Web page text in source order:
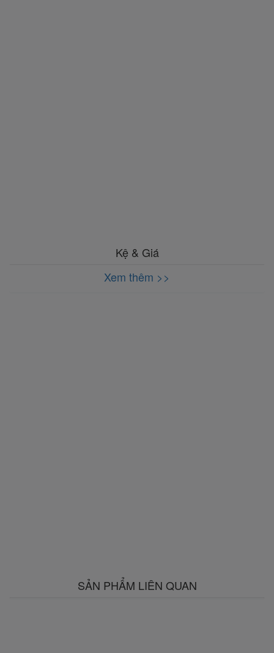
Kệ & Giá
Xem thêm >>
SẢN PHẨM LIÊN QUAN